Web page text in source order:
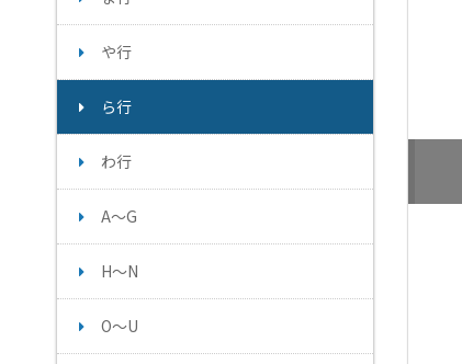
や行
ら行
わ行
A～G
H～N
O～U